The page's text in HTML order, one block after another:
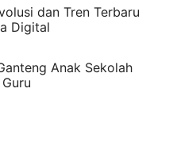
dan Tren Terbaru
Digital
Anak Sekolah